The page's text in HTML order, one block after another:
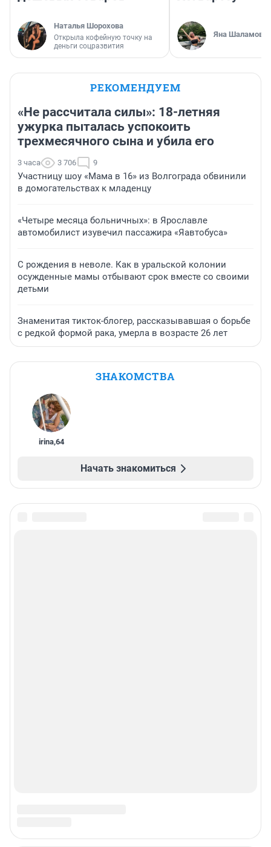
Наталья Шорохова
Открыла кофейную точку на
деньги соцразвития
Яна Шаламова
РЕКОМЕНДУЕМ
«Не рассчитала силы»: 18-летняя
ужурка пыталась успокоить
трехмесячного сына и убила его
3 часа 3 706 9
Участницу шоу «Мама в 16» из Волгограда обвинили
в домогательствах к младенцу
«Четыре месяца больничных»: в Ярославле
автомобилист изувечил пассажира «Яавтобуса»
С рождения в неволе. Как в уральской колонии
осужденные мамы отбывают срок вместе со своими
детьми
Знаменитая тикток-блогер, рассказывавшая о борьбе
с редкой формой рака, умерла в возрасте 26 лет
ЗНАКОМСТВА
irina,64
Начать знакомиться